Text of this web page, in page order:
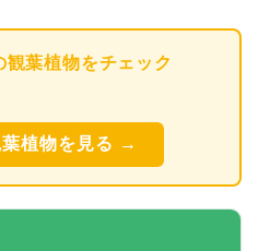
観葉植物をチェック
植物を見る →